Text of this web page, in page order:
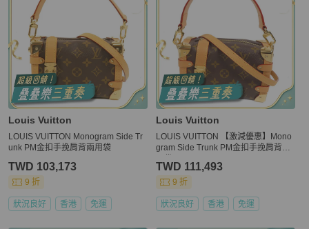
Louis Vuitton
LOUIS VUITTON Monogram Side Tr
unk PM金扣手挽肩背兩用袋
TWD 103,173
9 折
狀況良好 香港 免運
Louis Vuitton
LOUIS VUITTON 【激減優惠】Mono
gram Side Trunk PM金扣手挽肩背兩
TWD 111,493
9 折
狀況良好 香港 免運